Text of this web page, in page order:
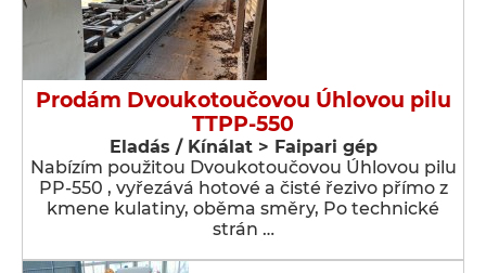
Prodám Dvoukotoučovou Úhlovou pilu
TTPP-550
Eladás / Kínálat > Faipari gép
Nabízím použitou Dvoukotoučovou Úhlovou pilu
PP-550 , vyřezává hotové a čisté řezivo přímo z
kmene kulatiny, oběma směry, Po technické
strán …